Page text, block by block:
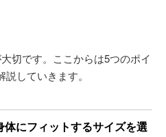
切です。ここからは5つのポイ
していきます。
にフィットするサイズを選